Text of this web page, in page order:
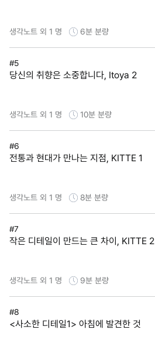
생각노트 외 1 명 6분 분량
#5
당신의 취향은 소중합니다, Itoya 2
생각노트 외 1 명 10분 분량
#6
전통과 현대가 만나는 지점, KITTE 1
생각노트 외 1 명 8분 분량
#7
작은 디테일이 만드는 큰 차이, KITTE 2
생각노트 외 1 명 9분 분량
#8
<사소한 디테일1> 아침에 발견한 것